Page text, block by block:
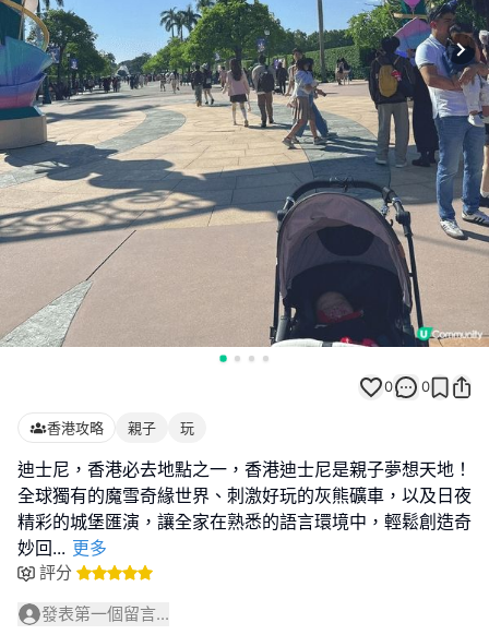
0 0
香港攻略 親子 玩
迪士尼，香港必去地點之一，香港迪士尼是親子夢想天地！
全球獨有的魔雪奇緣世界、刺激好玩的灰熊礦車，以及日夜
精彩的城堡匯演，讓全家在熟悉的語言環境中，輕鬆創造奇
妙回... 更多
評分
發表第一個留言...